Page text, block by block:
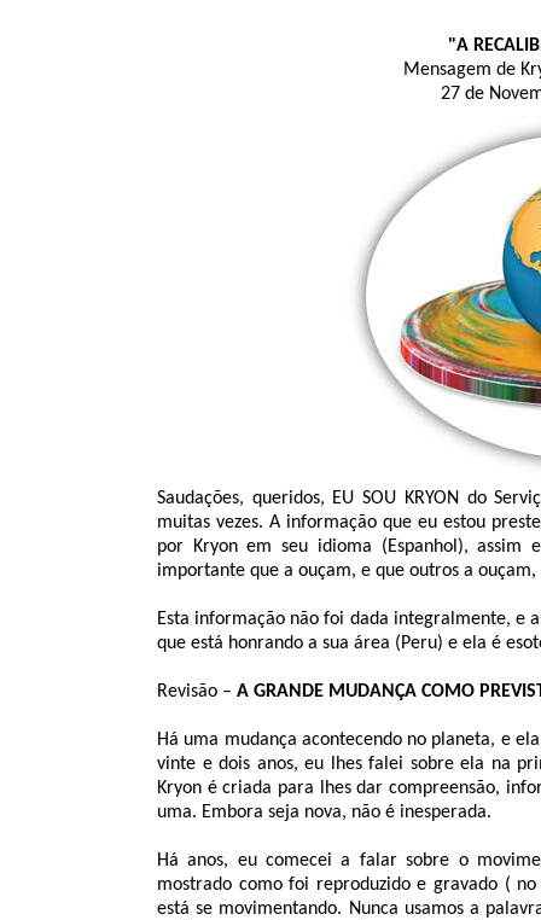
"A
Mensagem de
27 de
Saudações, queridos, EU SOU KRYON do
muitas vezes. A informação que eu estou
por Kryon em seu idioma (Espanhol),
importante que a ouçam, e que outros a
Esta informação não foi dada integralmente, e
que está honrando a sua área (Peru) e ela é
Revisão – A GRANDE MUDANÇA COMO
Há uma mudança acontecendo no planeta, e
vinte e dois anos, eu lhes falei sobre ela na
Kryon é criada para lhes dar compreensão,
uma. Embora seja nova, não é inesperada.
Há anos, eu comecei a falar sobre o
mostrado como foi reproduzido e gravado (
está se movimentando. Nunca usamos a